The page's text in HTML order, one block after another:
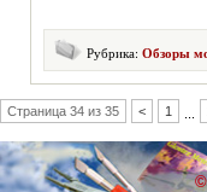
Рубрика: Обзоры
Страница 34 из 35 < 1
©